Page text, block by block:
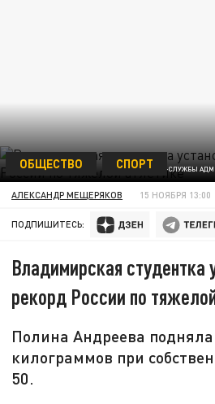
ФОТО ПРЕСС-СЛУЖБЫ
ОБЩЕСТВО СПОРТ
АЛЕКСАНДР МЕЩЕРЯКОВ 15 НОЯБРЯ 13:00
ПОДПИШИТЕСЬ:
Владимирская студентка
рекорд России по
Полина Андреева
килограммов при
50.